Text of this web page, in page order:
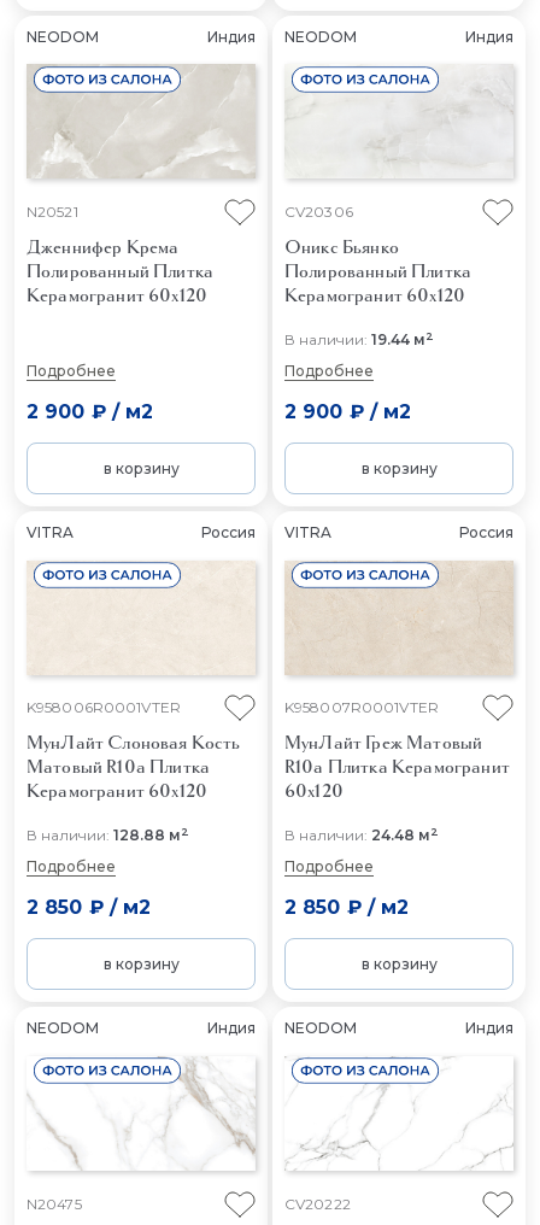
NEODOM Индия
N20521
Дженнифер Крема
Полированный Плитка
Керамогранит 60x120
Подробнее
2 900 ₽/ м2
в корзину
NEODOM Индия
CV20306
Оникс Бьянко
Полированный Плитка
Керамогранит 60x120
В наличии: 19.44 м2
Подробнее
2 900 ₽/ м2
в корзину
VITRA Россия
K958006R0001VTER
МунЛайт Слоновая Кость
Матовый R10a Плитка
Керамогранит 60x120
В наличии: 128.88 м2
Подробнее
2 850 ₽/ м2
в корзину
VITRA Россия
K958007R0001VTER
МунЛайт Греж Матовый
R10a Плитка Керамогранит
60x120
В наличии: 24.48 м2
Подробнее
2 850 ₽/ м2
в корзину
NEODOM Индия
N20475
NEODOM Индия
CV20222